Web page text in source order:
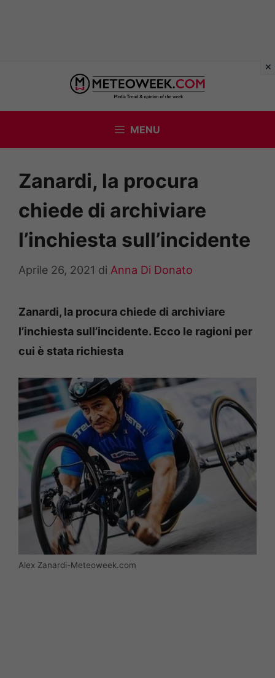
contenuto
MENU
Zanardi, la procura
chiede di archiviare
l’inchiesta sull’incidente
Aprile 26, 2021 di Anna Di Donato
Zanardi, la procura chiede di archiviare
l’inchiesta sull’incidente. Ecco le ragioni per
cui è stata richiesta
Alex Zanardi-Meteoweek.com